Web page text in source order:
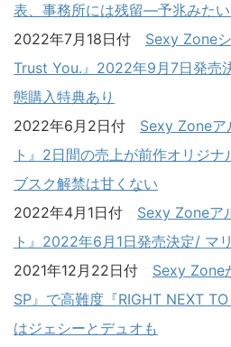
表、事務所には残留―予兆みた
2022年7月18日付 Sexy Zone
Trust You.』2022年9月7日発売
態購入特典あり
2022年6月2日付 Sexy Zoneア
ト』2日間の売上が前作オリジ
ブスク解禁は甘くない
2022年4月1日付 Sexy Zoneア
ト』2022年6月1日発売決定/ マ
2021年12月22日付 Sexy Zone
SP』で高難度『RIGHT NEXT
はジェシーとデュオも